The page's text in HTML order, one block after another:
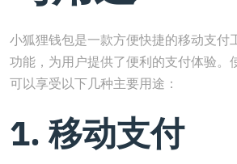
小狐狸钱包是一款方便快捷的移动支付
功能，为用户提供了便利的支付体验。
可以享受以下几种主要用途：
1. 移动支付